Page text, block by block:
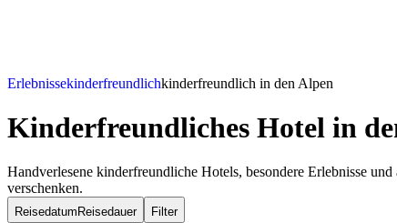
Erlebnissekinderfreundlichkinderfreundlich in den Alpen
Kinderfreundliches Hotel in
Handverlesene kinderfreundliche Hotels, besondere Erlebnisse
verschenken.
Reisedatum Reisedauer Filter